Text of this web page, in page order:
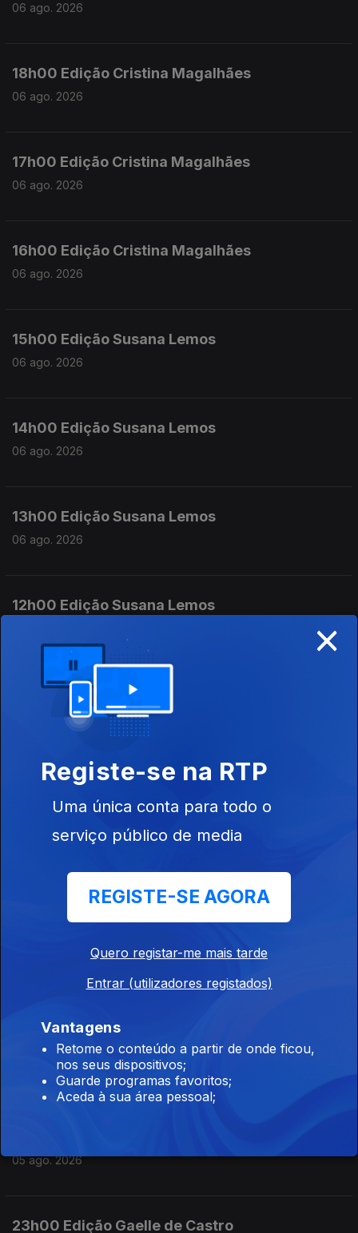
06 ago. 2026
18h00 Edição Cristina Magalhães
06 ago. 2026
17h00 Edição Cristina Magalhães
06 ago. 2026
16h00 Edição Cristina Magalhães
06 ago. 2026
15h00 Edição Susana Lemos
06 ago. 2026
14h00 Edição Susana Lemos
06 ago. 2026
13h00 Edição Susana Lemos
06 ago. 2026
12h00 Edição Susana Lemos
11h00 Edição Susana Lemos
06 ago. 2026
10h00 Edição Germano Campos
06 ago. 2026
09h00 Edição Germano Campos
08h00 Ediçao Germano Campos
07h00 Edição Germano Campos
06 ago. 2026
05 ago. 2026
23h00 Edição Gaelle de Castro
×
Registe-se na RTP
Uma única conta para todo o
serviço público de media
REGISTE-SE AGORA
Quero registar-me mais tarde
Entrar (utilizadores registados)
Vantagens
Retome o conteúdo a partir de onde ficou,
nos seus dispositivos;
Guarde programas favoritos;
Aceda à sua área pessoal;